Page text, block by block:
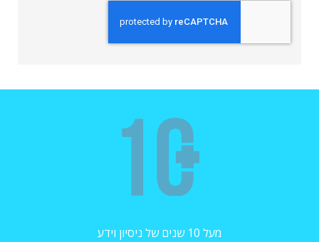
מעל 10 שנים של ניסיון וידע